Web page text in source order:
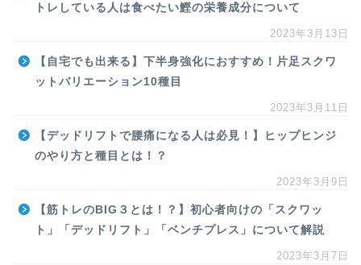
トレしている人は食べたい鰹の栄養成分について
2023年3月13日
【自宅でも出来る】下半身強化におすすめ！片足スクワ
ットバリエーション10種目
2023年3月11日
【デッドリフトで腰痛になる人は必見！】ヒップヒンジ
のやり方と種目とは！？
2023年3月9日
【筋トレのBIG３とは！？】初心者向けの「スクワッ
ト」「デッドリフト」「ベンチプレス」について解説
2023年3月7日